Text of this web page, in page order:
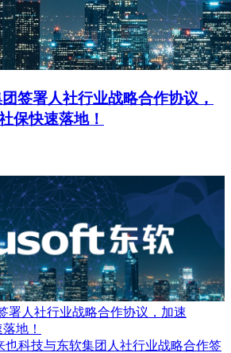
签署人社行业战略合作协议，
保快速落地！
署人社行业战略合作协议，加速
地！
也科技与东软集团人社行业战略合作签